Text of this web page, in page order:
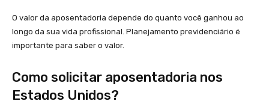
O valor da aposentadoria depende do quanto você ganhou ao
longo da sua vida profissional. Planejamento previdenciário é
importante para saber o valor.
Como solicitar aposentadoria nos
Estados Unidos?